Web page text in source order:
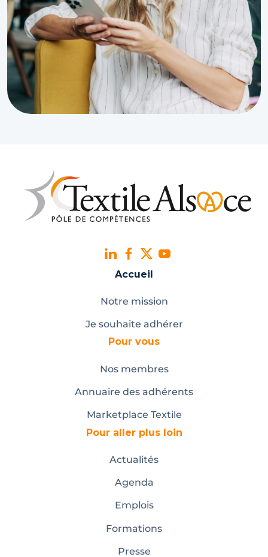
Accueil
Notre mission
Je souhaite adhérer
Pour vous
Nos membres
Annuaire des adhérents
Marketplace Textile
Pour aller plus loin
Actualités
Agenda
Emplois
Formations
Presse